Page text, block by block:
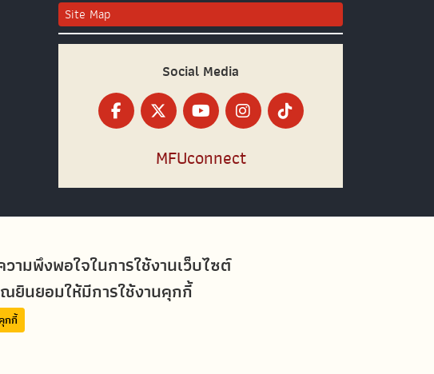
มพึงพอใจในการใช้งานเว็บไซต์
ยินยอมให้มีการใช้งานคุกกี้
กกี้
Site Map
Social Media
MFUconnect